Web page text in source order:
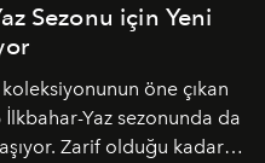
Sezonu için Yeni
koleksiyonunun öne çıkan
Yaz sezonunda da
Zarif olduğu kadar